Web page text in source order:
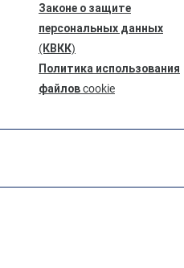
Законе о защите
персональных данных
(КВКК)
Политика использования
файлов cookie